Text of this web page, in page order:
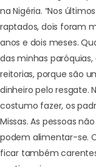
na Nigéria. “Nos
raptados, dois foram
anos e dois meses.
das minhas
reitorias, porque são
dinheiro pelo resgate.
costumo fazer, os
Missas. As pessoas
podem alimentar-se.
ficar também